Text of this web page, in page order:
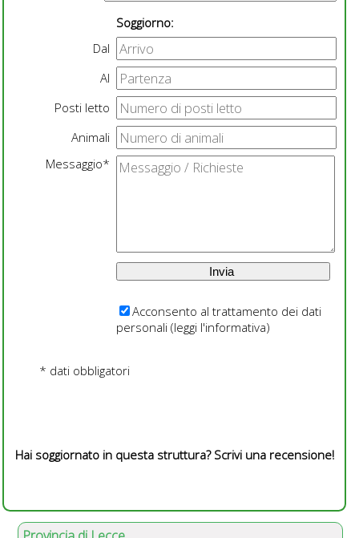
Soggiorno:
Dal
Al
Posti letto
Animali
Messaggio*
Acconsento al trattamento dei dati
personali (leggi l'informativa)
* dati obbligatori
Hai soggiornato in questa struttura? Scrivi una recensione!